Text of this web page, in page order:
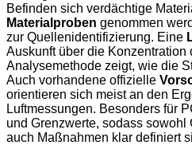
Befinden sich verdächtige
Materialproben genommen
zur Quellenidentifizierung. Eine
Auskunft über die Konzentration
Analysemethode zeigt, wie die
Auch vorhandene offizielle
orientieren sich meist an den
Luftmessungen. Besonders für
und Grenzwerte, sodass
auch Maßnahmen klar definiert